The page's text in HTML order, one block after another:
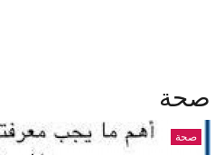
صحة
صحة